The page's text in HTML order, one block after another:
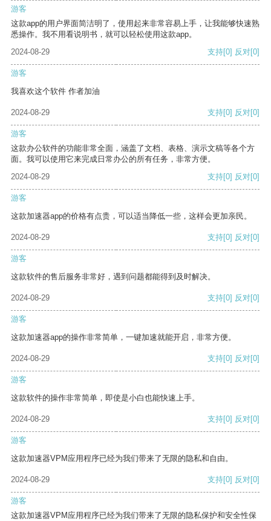
游客
这款app的用户界面简洁明了，使用起来非常容易上手，让我能够快速熟
悉操作。我不用看说明书，就可以轻松使用这款app。
2024-08-29
支持[0] 反对[0]
游客
我喜欢这个软件 作者加油
2024-08-29 支持[0] 反对[0]
游客
这款办公软件的功能非常全面，涵盖了文档、表格、演示文稿等各个方
面。我可以使用它来完成日常办公的所有任务，非常方便。
2024-08-29
支持[0] 反对[0]
游客
这款加速器app的价格有点贵，可以适当降低一些，这样会更加亲民。
2024-08-29 支持[0] 反对[0]
游客
这款软件的售后服务非常好，遇到问题都能得到及时解决。
2024-08-29 支持[0] 反对[0]
游客
这款加速器app的操作非常简单，一键加速就能开启，非常方便。
2024-08-29 支持[0] 反对[0]
游客
这款软件的操作非常简单，即使是小白也能快速上手。
2024-08-29 支持[0] 反对[0]
游客
这款加速器VPM应用程序已经为我们带来了无限的隐私和自由。
2024-08-29 支持[0] 反对[0]
游客
这款加速器VPM应用程序已经为我们带来了无限的隐私保护和安全性保